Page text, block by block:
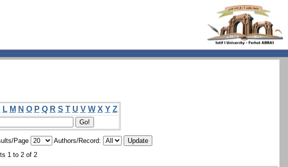
L M N O P Q R S T U V W X Y Z
Page
Authors/Record:
1 to 2 of 2